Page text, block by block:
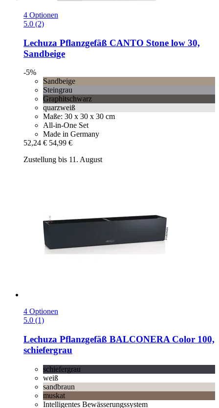
4 Optionen
5.0 (2)
Lechuza Pflanzgefäß CANTO Stone low 30,
Sandbeige
-5%
Sandbeige
Steingrau
Graphitschwarz
quarzweiß
Maße: 30 x 30 x 30 cm
All-in-One Set
Made in Germany
52,24 € 54,99 €
Zustellung bis 11. August
4 Optionen
5.0 (1)
Lechuza Pflanzgefäß BALCONERA Color 100,
schiefergrau
schiefergrau
weiß
sandbraun
muskat
Intelligentes Bewässerungssystem